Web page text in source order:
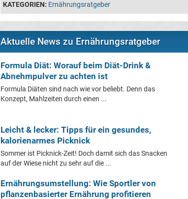
KATEGORIEN: Ernährungsratgeber
Aktuelle News zu Ernährungsratgeber
Formula Diät: Worauf beim Diät-Drink &
Abnehmpulver zu achten ist
Formula Diäten sind nach wie vor beliebt. Denn das
Konzept, Mahlzeiten durch einen ...
Leicht & lecker: Tipps für ein gesundes,
kalorienarmes Picknick
Sommer ist Picknick-Zeit! Doch damit sich das Snacken
auf der Wiese nicht zu sehr auf die ...
Ernährungsumstellung: Wie Sportler von
pflanzenbasierter Ernährung profitieren